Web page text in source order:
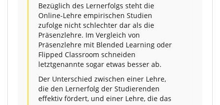
Bezüglich des Lernerfolgs steht die
Online-Lehre empirischen Studien
zufolge nicht schlechter dar als die
Präsenzlehre. Im Vergleich von
Präsenzlehre mit Blended Learning oder
Flipped Classroom schneiden
letztgenannte sogar etwas besser ab.
Der Unterschied zwischen einer Lehre,
die den Lernerfolg der Studierenden
effektiv fördert, und einer Lehre, die das